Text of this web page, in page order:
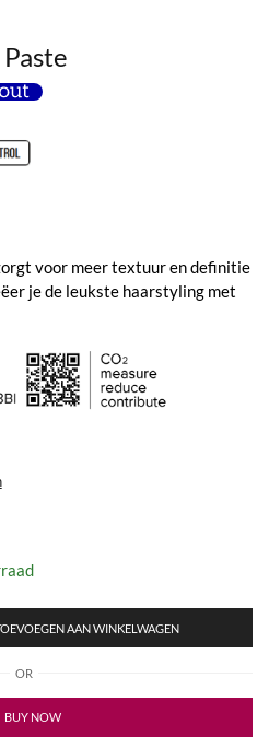
voor meer textuur en definitie
je de leukste haarstyling met
AAN WINKELWAGEN
OR
BUY NOW